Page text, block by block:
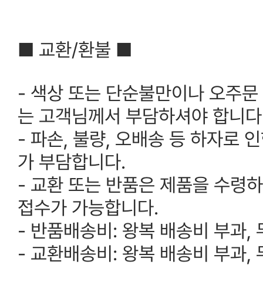
■ 교환/환불 ■
- 색상 또는 단순불만이나 오주
는 고객님께서 부담하셔야 합니
- 파손, 불량, 오배송 등 하자로
가 부담합니다.
- 교환 또는 반품은 제품을 수령
접수가 가능합니다.
- 반품배송비: 왕복 배송비 부과,
- 교환배송비: 왕복 배송비 부과,